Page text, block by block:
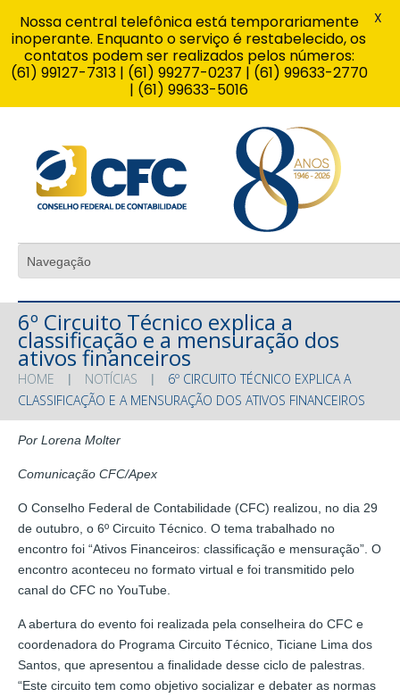
6º Circuito Técnico explica a
classificação e a mensuração dos
ativos financeiros
HOME NOTÍCIAS
6º CIRCUITO TÉCNICO EXPLICA A
CLASSIFICAÇÃO E A MENSURAÇÃO DOS ATIVOS FINANCEIROS
Por Lorena Molter
Comunicação CFC/Apex
O Conselho Federal de Contabilidade (CFC) realizou, no dia 29
de outubro, o 6º Circuito Técnico. O tema trabalhado no
encontro foi “Ativos Financeiros: classificação e mensuração”. O
encontro aconteceu no formato virtual e foi transmitido pelo
canal do CFC no YouTube.
A abertura do evento foi realizada pela conselheira do CFC e
coordenadora do Programa Circuito Técnico, Ticiane Lima dos
Santos, que apresentou a finalidade desse ciclo de palestras.
“Este circuito tem como objetivo socializar e debater as normas
Nossa central telefônica está temporariamente
inoperante. Enquanto o serviço é restabelecido, os
contatos podem ser realizados pelos números:
(61) 99127-7313 | (61) 99277-0237 | (61) 99633-2770
| (61) 99633-5016
X